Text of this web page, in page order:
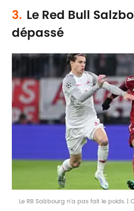
3. Le Red Bull
dépassé
Le RB Salzbourg n'a pas fait le poids. |